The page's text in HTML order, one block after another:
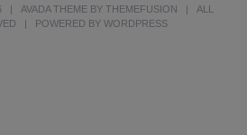
| AVADA THEME BY THEMEFUSION | ALL
| POWERED BY WORDPRESS